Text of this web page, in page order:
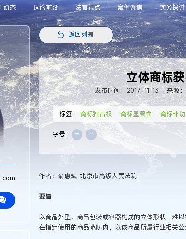
动态 理论前沿 法官视点 案例聚焦 实务探讨
返回列表
立体商标
发布时间：2017-11-13 来源
标签： 商标独占权 商标显著性 商标非
字号: + -
作者：俞惠斌 北京市高级人民法院
要旨
以商品外型、商品包装或容器构成的立体形状，难
在指定使用的商品范畴内，以该商品所属行业相关